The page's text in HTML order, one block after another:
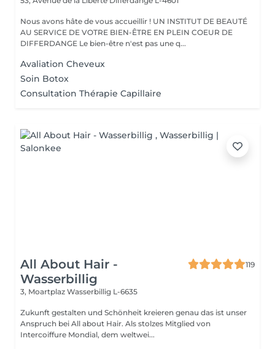
Nous avons hâte de vous accueillir ! UN INSTITUT DE BEAUTÉ
AU SERVICE DE VOTRE BIEN-ÊTRE EN PLEIN COEUR DE
DIFFERDANGE Le bien-être n'est pas une q...
Avaliation Cheveux
Soin Botox
Consultation Thérapie Capillaire
All About Hair -
Wasserbillig
119
3, Moartplaz Wasserbillig L-6635
Zukunft gestalten und Schönheit kreieren genau das ist unser
Anspruch bei All about Hair. Als stolzes Mitglied von
Intercoiffure Mondial, dem weltwei...